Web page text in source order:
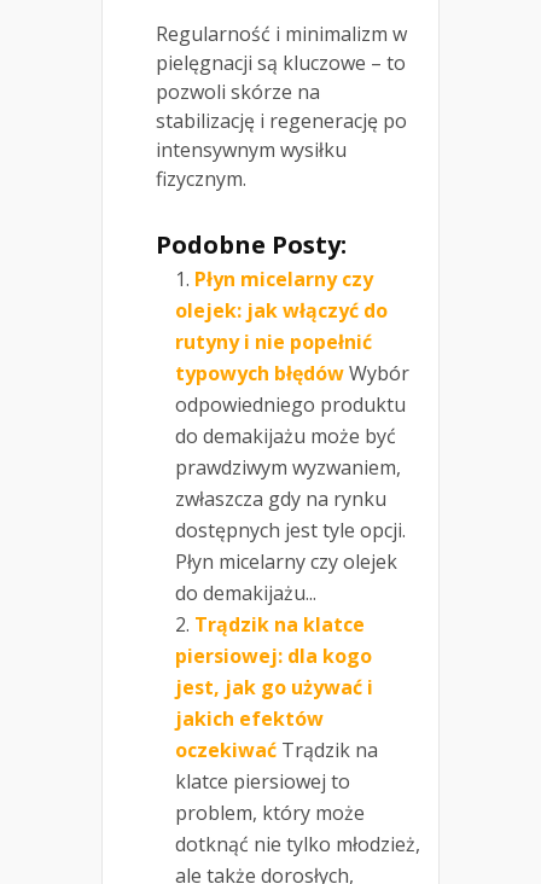
Regularność i minimalizm w
pielęgnacji są kluczowe – to
pozwoli skórze na
stabilizację i regenerację po
intensywnym wysiłku
fizycznym.
Podobne Posty:
Płyn micelarny czy
olejek: jak włączyć do
rutyny i nie popełnić
typowych błędówWybór
odpowiedniego produktu
do demakijażu może być
prawdziwym wyzwaniem,
zwłaszcza gdy na rynku
dostępnych jest tyle opcji.
Płyn micelarny czy olejek
do demakijażu...
Trądzik na klatce
piersiowej: dla kogo
jest, jak go używać i
jakich efektów
oczekiwać Trądzik na
klatce piersiowej to
problem, który może
dotknąć nie tylko młodzież,
ale także dorosłych,